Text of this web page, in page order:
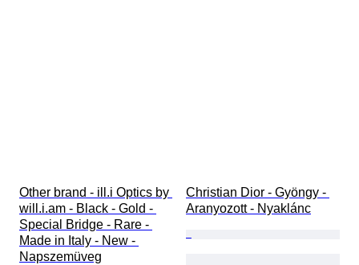
Other brand - ill.i Optics by
will.i.am - Black - Gold -
Special Bridge - Rare -
Made in Italy - New -
Napszemüveg
Christian Dior - Gyöngy -
Aranyozott - Nyaklánc